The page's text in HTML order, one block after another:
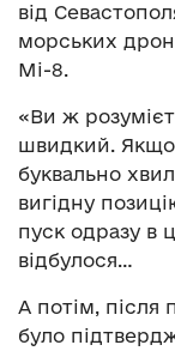
від
морських
Мі-8.
«Ви ж
швидкий. Якщо
буквально
вигідну
пуск одразу в
відбулося…
А потім, після
було